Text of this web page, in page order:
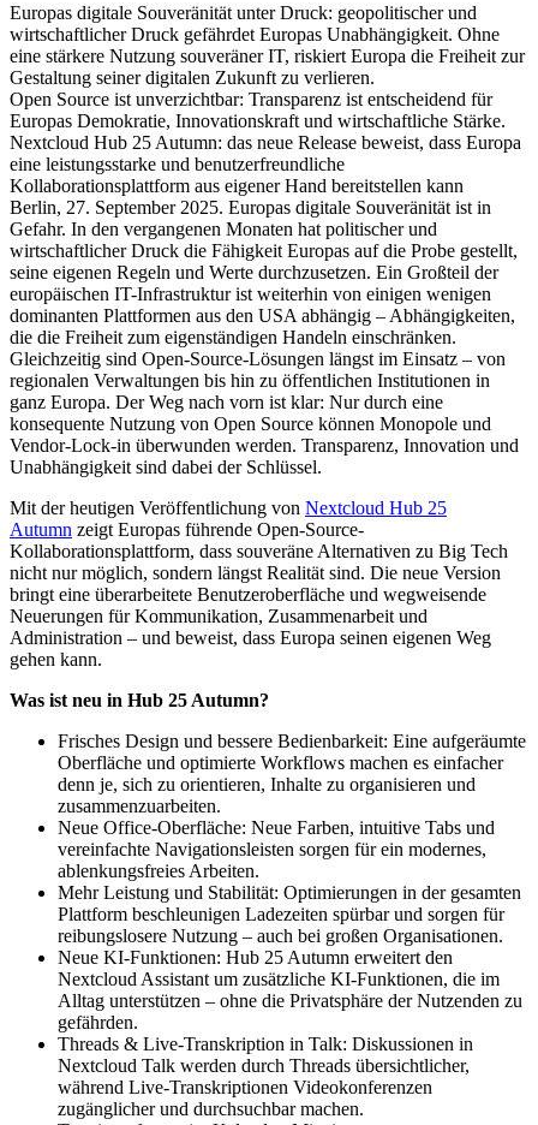
Europas digitale Souveränität unter Druck: geopolitischer und
wirtschaftlicher Druck gefährdet Europas Unabhängigkeit. Ohne
eine stärkere Nutzung souveräner IT, riskiert Europa die Freiheit zur
Gestaltung seiner digitalen Zukunft zu verlieren.
Open Source ist unverzichtbar: Transparenz ist entscheidend für
Europas Demokratie, Innovationskraft und wirtschaftliche Stärke.
Nextcloud Hub 25 Autumn: das neue Release beweist, dass Europa
eine leistungsstarke und benutzerfreundliche
Kollaborationsplattform aus eigener Hand bereitstellen kann
Berlin, 27. September 2025. Europas digitale Souveränität ist in
Gefahr. In den vergangenen Monaten hat politischer und
wirtschaftlicher Druck die Fähigkeit Europas auf die Probe gestellt,
seine eigenen Regeln und Werte durchzusetzen. Ein Großteil der
europäischen IT-Infrastruktur ist weiterhin von einigen wenigen
dominanten Plattformen aus den USA abhängig – Abhängigkeiten,
die die Freiheit zum eigenständigen Handeln einschränken.
Gleichzeitig sind Open-Source-Lösungen längst im Einsatz – von
regionalen Verwaltungen bis hin zu öffentlichen Institutionen in
ganz Europa. Der Weg nach vorn ist klar: Nur durch eine
konsequente Nutzung von Open Source können Monopole und
Vendor-Lock-in überwunden werden. Transparenz, Innovation und
Unabhängigkeit sind dabei der Schlüssel.
Mit der heutigen Veröffentlichung von Nextcloud Hub 25
Autumn zeigt Europas führende Open-Source-
Kollaborationsplattform, dass souveräne Alternativen zu Big Tech
nicht nur möglich, sondern längst Realität sind. Die neue Version
bringt eine überarbeitete Benutzeroberfläche und wegweisende
Neuerungen für Kommunikation, Zusammenarbeit und
Administration – und beweist, dass Europa seinen eigenen Weg
gehen kann.
Was ist neu in Hub 25 Autumn?
Frisches Design und bessere Bedienbarkeit: Eine aufgeräumte
Oberfläche und optimierte Workflows machen es einfacher
denn je, sich zu orientieren, Inhalte zu organisieren und
zusammenzuarbeiten.
Neue Office-Oberfläche: Neue Farben, intuitive Tabs und
vereinfachte Navigationsleisten sorgen für ein modernes,
ablenkungsfreies Arbeiten.
Mehr Leistung und Stabilität: Optimierungen in der gesamten
Plattform beschleunigen Ladezeiten spürbar und sorgen für
reibungslosere Nutzung – auch bei großen Organisationen.
Neue KI-Funktionen: Hub 25 Autumn erweitert den
Nextcloud Assistant um zusätzliche KI-Funktionen, die im
Alltag unterstützen – ohne die Privatsphäre der Nutzenden zu
gefährden.
Threads & Live-Transkription in Talk: Diskussionen in
Nextcloud Talk werden durch Threads übersichtlicher,
während Live-Transkriptionen Videokonferenzen
zugänglicher und durchsuchbar machen.